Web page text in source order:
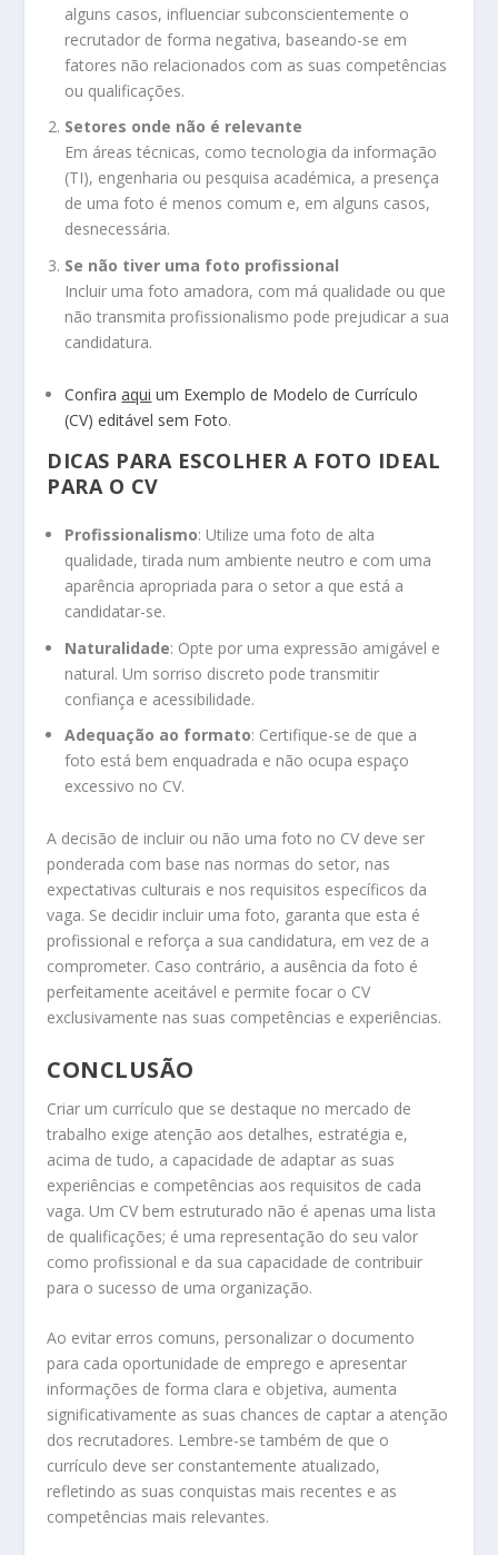
alguns casos, influenciar subconscientemente o
recrutador de forma negativa, baseando-se em
fatores não relacionados com as suas competências
ou qualificações.
Setores onde não é relevante
Em áreas técnicas, como tecnologia da informação
(TI), engenharia ou pesquisa académica, a presença
de uma foto é menos comum e, em alguns casos,
desnecessária.
Se não tiver uma foto profissional
Incluir uma foto amadora, com má qualidade ou que
não transmita profissionalismo pode prejudicar a sua
candidatura.
Confiraaqui um Exemplo de Modelo de Currículo
(CV) editável sem Foto.
DICAS PARA ESCOLHER A FOTO IDEAL
PARA O CV
Profissionalismo: Utilize uma foto de alta
qualidade, tirada num ambiente neutro e com uma
aparência apropriada para o setor a que está a
candidatar-se.
Naturalidade: Opte por uma expressão amigável e
natural. Um sorriso discreto pode transmitir
confiança e acessibilidade.
Adequação ao formato: Certifique-se de que a
foto está bem enquadrada e não ocupa espaço
excessivo no CV.
A decisão de incluir ou não uma foto no CV deve ser
ponderada com base nas normas do setor, nas
expectativas culturais e nos requisitos específicos da
vaga. Se decidir incluir uma foto, garanta que esta é
profissional e reforça a sua candidatura, em vez de a
comprometer. Caso contrário, a ausência da foto é
perfeitamente aceitável e permite focar o CV
exclusivamente nas suas competências e experiências.
CONCLUSÃO
Criar um currículo que se destaque no mercado de
trabalho exige atenção aos detalhes, estratégia e,
acima de tudo, a capacidade de adaptar as suas
experiências e competências aos requisitos de cada
vaga. Um CV bem estruturado não é apenas uma lista
de qualificações; é uma representação do seu valor
como profissional e da sua capacidade de contribuir
para o sucesso de uma organização.
Ao evitar erros comuns, personalizar o documento
para cada oportunidade de emprego e apresentar
informações de forma clara e objetiva, aumenta
significativamente as suas chances de captar a atenção
dos recrutadores. Lembre-se também de que o
currículo deve ser constantemente atualizado,
refletindo as suas conquistas mais recentes e as
competências mais relevantes.